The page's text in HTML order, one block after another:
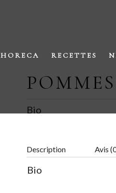
HORECA RECETTES
Bio
Description Avis
Bio